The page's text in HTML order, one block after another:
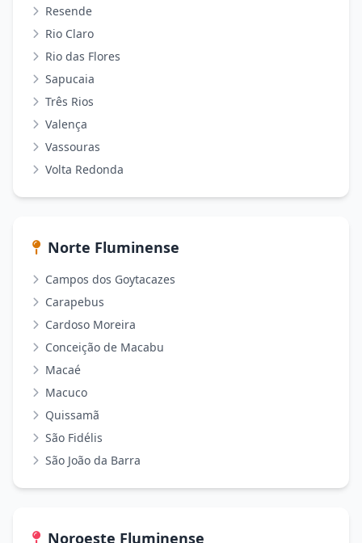
Resende
Rio Claro
Rio das Flores
Sapucaia
Três Rios
Valença
Vassouras
Volta Redonda
Norte Fluminense
Campos dos Goytacazes
Carapebus
Cardoso Moreira
Conceição de Macabu
Macaé
Macuco
Quissamã
São Fidélis
São João da Barra
Noroeste Fluminense